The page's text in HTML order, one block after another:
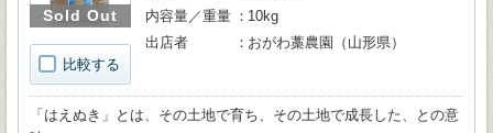
Sold Out
比較する
内容量／重量
10kg
出店者
おがわ藁農園（山形県）
「はえぬき」とは、その土地で育ち、その土地で成長した、との意